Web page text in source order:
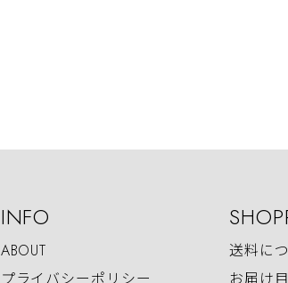
INFO
ABOUT
プライバシーポリシー
送料に
お届け